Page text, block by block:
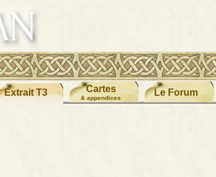
Extrait T3 Cartes
& appendices
Le Forum